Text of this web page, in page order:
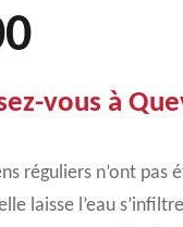
vous à
réguliers n’ont pas
laisse l’eau